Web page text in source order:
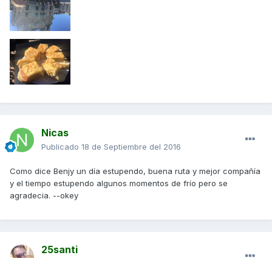
Nicas
Publicado 18 de Septiembre del 2016
Como dice Benjy un día estupendo, buena ruta y mejor compañía
y el tiempo estupendo algunos momentos de frío pero se
agradecia. --okey
25santi